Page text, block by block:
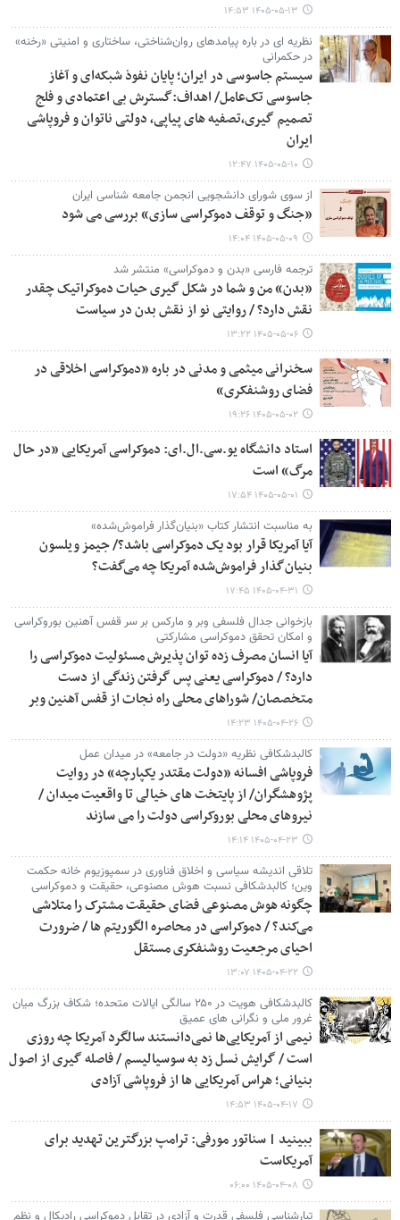
۱۴۰۵-۰۵-۱۳ ۱۴:۵۳
نظریه ای در باره پیامدهای روان‌شناختی، ساختاری و امنیتی «رخنه»
در حکمرانی
سیستم جاسوسی در ایران؛ پایان نفوذ شبکه‌ای و آغاز
جاسوسی تک‌عامل/ اهداف:گسترش بی اعتمادی و فلج
تصمیم گیری،تصفیه های پیاپی، دولتی ناتوان و فروپاشی
ایران
۱۴۰۵-۰۵-۱۰ ۱۲:۴۷
از سوی شورای دانشجویی انجمن جامعه شناسی ایران
«جنگ و توقف دموکراسی سازی» بررسی می شود
۱۴۰۵-۰۵-۰۹ ۱۴:۰۴
ترجمه فارسی «بدن و دموکراسی» منتشر شد
«بدن» من و شما در شکل گیری حیات دموکراتیک چقدر
نقش دارد؟ / روایتی نو از نقش بدن در سیاست
۱۴۰۵-۰۵-۰۶ ۱۳:۲۲
سخنرانی میثمی و مدنی در باره «دموکراسی اخلاقی در
فضای روشنفکری»
۱۴۰۵-۰۵-۰۲ ۱۹:۲۶
استاد دانشگاه یو.سی.ال.ای: دموکراسی آمریکایی «در حال
مرگ» است
۱۴۰۵-۰۵-۰۱ ۱۷:۵۴
به مناسبت انتشار کتاب «بنیان‌گذار فراموش‌شده»
آیا آمریکا قرار بود یک دموکراسی باشد؟/ جیمز ویلسون
بنیان‌گذار فراموش‌شده آمریکا چه می‌گفت؟
۱۴۰۵-۰۴-۳۱ ۱۷:۴۵
بازخوانی جدال فلسفی وبر و مارکس بر سر قفس آهنین بوروکراسی
و امکان تحقق دموکراسی مشارکتی
آیا انسان مصرف زده توان پذیرش مسئولیت دموکراسی را
دارد؟ / دموکراسی یعنی پس گرفتن زندگی از دست
متخصصان/ شوراهای محلی راه نجات از قفس آهنین وبر
۱۴۰۵-۰۴-۲۶ ۱۴:۲۳
کالبدشکافی نظریه «دولت در جامعه» در میدان عمل
فروپاشی افسانه «دولت مقتدر یکپارچه» در روایت
پژوهشگران/ از پایتخت های خیالی تا واقعیت میدان /
نیروهای محلی بوروکراسی دولت را می سازند
۱۴۰۵-۰۴-۲۳ ۱۴:۱۴
تلاقی اندیشه سیاسی و اخلاق فناوری در سمپوزیوم خانه حکمت
وین؛ کالبدشکافی نسبت هوش مصنوعی، حقیقت و دموکراسی
چگونه هوش مصنوعی فضای حقیقت مشترک را متلاشی
می‌کند؟ / دموکراسی در محاصره الگوریتم ها / ضرورت
احیای مرجعیت روشنفکری مستقل
۱۴۰۵-۰۴-۲۲ ۱۳:۰۷
کالبدشکافی هویت در ۲۵۰ سالگی ایالات متحده؛ شکاف بزرگ میان
غرور ملی و نگرانی های عمیق
نیمی از آمریکایی‌ها نمی‌دانستند سالگرد آمریکا چه روزی
است / گرایش نسل زد به سوسیالیسم / فاصله گیری از اصول
بنیانی؛ هراس آمریکایی ها از فروپاشی آزادی
۱۴۰۵-۰۴-۱۷ ۱۴:۵۳
ببینید | سناتور مورفی: ترامپ بزرگترین تهدید برای
آمریکاست
۱۴۰۵-۰۴-۰۸ ۰۶:۰۰